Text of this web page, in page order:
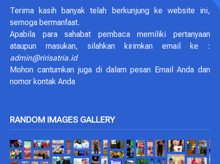
Terima kasih banyak telah berkunjung ke website ini,
semoga bermanfaat.
Apabila para sahabat pembaca memiliki pertanyaan
ataupun masukan, silahkan kirimkan email ke :
admin@ririsatria.id
Mohon cantumkan juga di dalam pesan Email Anda dan
nomor kontak Anda
RANDOM IMAGES GALLERY